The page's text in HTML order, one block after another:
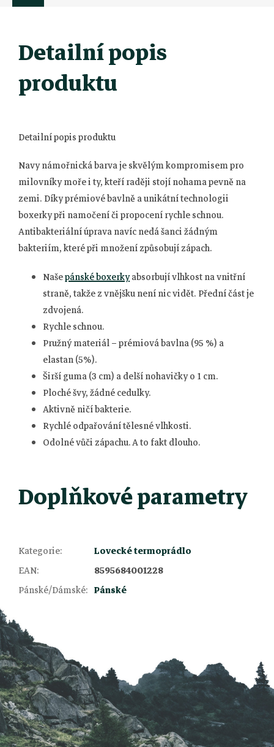
Detailní popis
produktu
Detailní popis produktu
Navy námořnická barva je skvělým kompromisem pro
milovníky moře i ty, kteří raději stojí nohama pevně na
zemi. Díky prémiové bavlně a unikátní technologii
boxerky při namočení či propocení rychle schnou.
Antibakteriální úprava navíc nedá šanci žádným
bakteriím, které při množení způsobují zápach.
Našepánské boxerkyabsorbují vlhkost na vnitřní
straně, takže z vnějšku není nic vidět. Přední část je
zdvojená.
Rychle schnou.
Pružný materiál – prémiová bavlna (95 %) a
elastan (5%).
Širší guma (3 cm) a delší nohavičky o 1 cm.
Ploché švy, žádné cedulky.
Aktivně ničí bakterie.
Rychlé odpařování tělesné vlhkosti.
Odolné vůči zápachu. A to fakt dlouho.
Doplňkové parametry
Kategorie:
Lovecké termoprádlo
EAN:
8595684001228
Pánské/Dámské: Pánské
á
p
a
t
í